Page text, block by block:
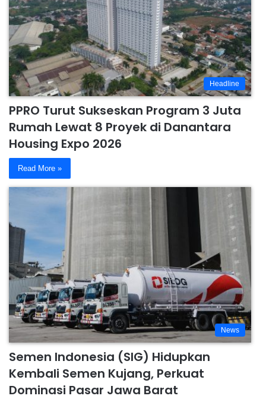
Headline
PPRO Turut Sukseskan Program 3 Juta
Rumah Lewat 8 Proyek di Danantara
Housing Expo 2026
Read More »
News
Semen Indonesia (SIG) Hidupkan
Kembali Semen Kujang, Perkuat
Dominasi Pasar Jawa Barat